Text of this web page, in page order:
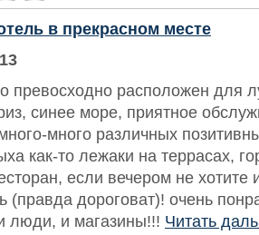
в прекрасном месте
превосходно расположен для
синее море, приятное
много различных
как-то лежаки на террасах,
если вечером не хотите
(правда дороговат)! очень
люди, и магазины!!! Читать